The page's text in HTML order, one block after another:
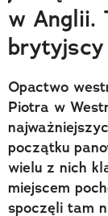
Polecane
w Anglii.
brytyjscy
Opactwo
Piotra w
początku
wielu z nich
miejscem
spoczęli tam